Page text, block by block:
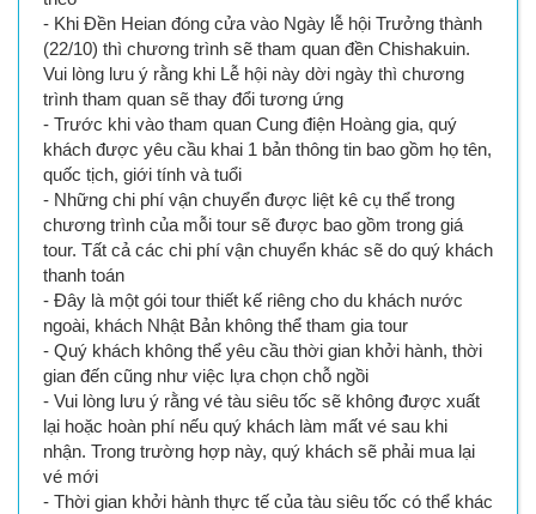
- Khi Ðền Heian đóng cửa vào Ngày lễ hội Trưởng thành
(22/10) thì chương trình sẽ tham quan đền Chishakuin.
Vui lòng lưu ý rằng khi Lễ hội này dời ngày thì chương
trình tham quan sẽ thay đổi tương ứng
- Trước khi vào tham quan Cung điện Hoàng gia, quý
khách được yêu cầu khai 1 bản thông tin bao gồm họ tên,
quốc tịch, giới tính và tuổi
- Những chi phí vận chuyển được liệt kê cụ thể trong
chương trình của mỗi tour sẽ được bao gồm trong giá
tour. Tất cả các chi phí vận chuyển khác sẽ do quý khách
thanh toán
- Đây là một gói tour thiết kế riêng cho du khách nước
ngoài, khách Nhật Bản không thể tham gia tour
- Quý khách không thể yêu cầu thời gian khởi hành, thời
gian đến cũng như việc lựa chọn chỗ ngồi
- Vui lòng lưu ý rằng vé tàu siêu tốc sẽ không được xuất
lại hoặc hoàn phí nếu quý khách làm mất vé sau khi
nhận. Trong trường hợp này, quý khách sẽ phải mua lại
vé mới
- Thời gian khởi hành thực tế của tàu siêu tốc có thể khác